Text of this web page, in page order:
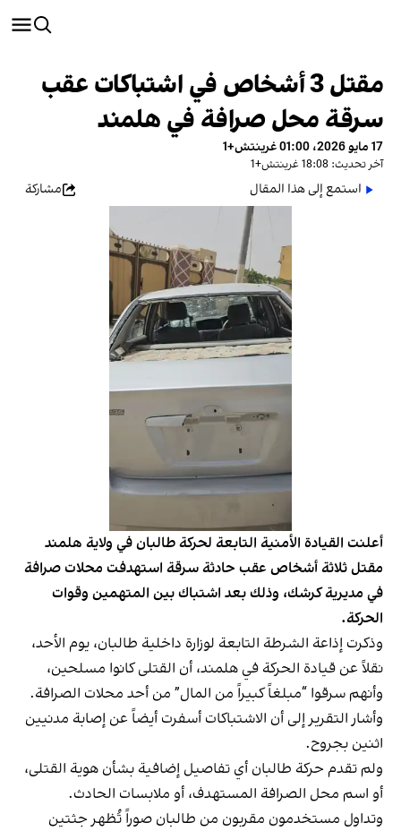
مقتل 3 أشخاص في اشتباكات عقب
سرقة محل صرافة في هلمند
17 مايو 2026، 01:00 غرينتش+1
آخر تحديث: 18:08 غرينتش+1
استمع إلى هذا المقال مشاركة
أعلنت القيادة الأمنية التابعة لحركة طالبان في ولاية هلمند
مقتل ثلاثة أشخاص عقب حادثة سرقة استهدفت محلات صرافة
في مديرية كرشك، وذلك بعد اشتباك بين المتهمين وقوات
الحركة.
وذكرت إذاعة الشرطة التابعة لوزارة داخلية طالبان، يوم الأحد،
نقلاً عن قيادة الحركة في هلمند، أن القتلى كانوا مسلحين،
وأنهم سرقوا “مبلغاً كبيراً من المال” من أحد محلات الصرافة.
وأشار التقرير إلى أن الاشتباكات أسفرت أيضاً عن إصابة مدنيين
اثنين بجروح.
ولم تقدم حركة طالبان أي تفاصيل إضافية بشأن هوية القتلى،
أو اسم محل الصرافة المستهدف، أو ملابسات الحادث.
وتداول مستخدمون مقربون من طالبان صوراً تُظهر جثتين